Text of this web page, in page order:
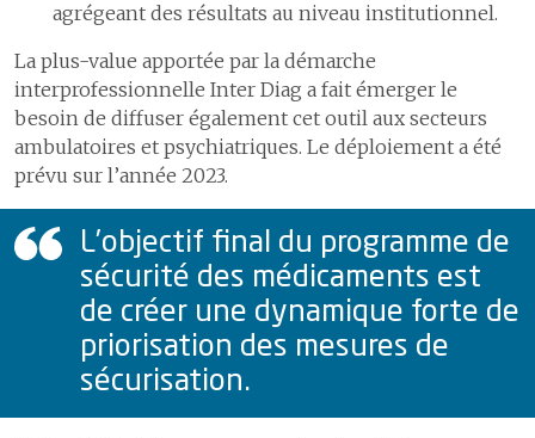
agrégeant des résultats au niveau institutionnel.
La plus-value apportée par la démarche
interprofessionnelle Inter Diag a fait émerger le
besoin de diffuser également cet outil aux secteurs
ambulatoires et psychiatriques. Le déploiement a été
prévu sur l’année 2023.
L’objectif final du programme de
sécurité des médicaments est
de créer une dynamique forte de
priorisation des mesures de
sécurisation.